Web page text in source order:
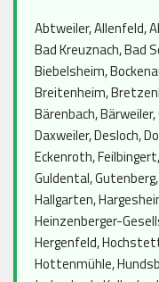
Abtweiler, Allenfeld,
Bad Kreuznach, Bad
Biebelsheim,
Breitenheim,
Bärenbach, Bärweiler,
Daxweiler, Desloch,
Eckenroth,
Guldental,
Hallgarten,
Heinzenberger-
Hergenfeld,
Hottenmühle,